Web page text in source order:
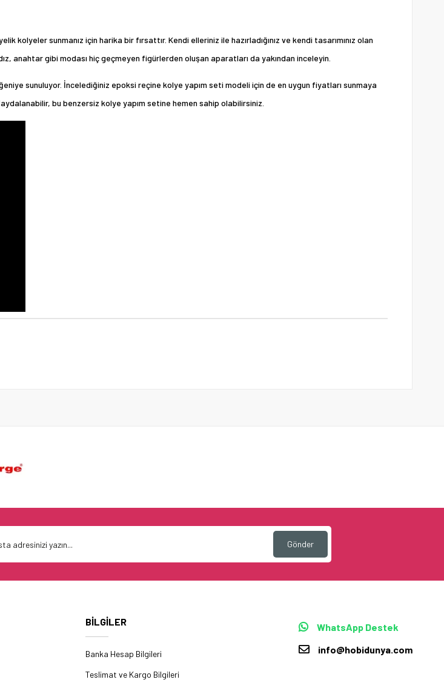
sunmanız için harika bir fırsattır. Kendi elleriniz ile hazırladığınız ve kendi tasarımınız olan
anahtar gibi modası hiç geçmeyen figürlerden oluşan aparatları da yakından inceleyin.
sunuluyor. İncelediğiniz epoksi reçine kolye yapım seti modeli için de en uygun fiyatları sunmaya
bu benzersiz kolye yapım setine hemen sahip olabilirsiniz.
Gönder
BİLGİLER
Banka Hesap Bilgileri
Teslimat ve Kargo Bilgileri
WhatsApp Destek
info@hobidunya.com